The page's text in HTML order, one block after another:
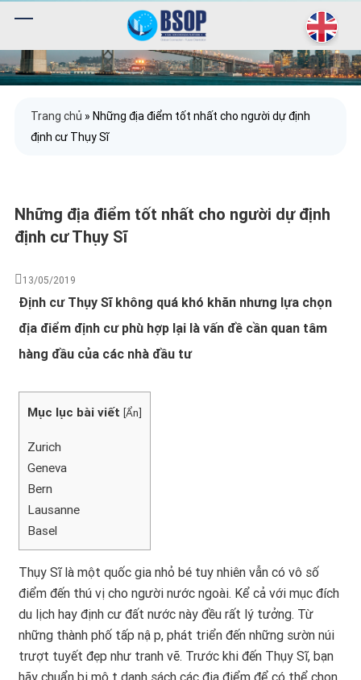
Trang chủ » Những địa điểm tốt nhất cho người dự định
định cư Thụy Sĩ
Những địa điểm tốt nhất cho người dự định
định cư Thụy Sĩ
13/05/2019
Định cư Thụy Sĩ không quá khó khăn nhưng lựa chọn
địa điểm định cư phù hợp lại là vấn đề cần quan tâm
hàng đầu của các nhà đầu tư
Mục lục bài viết [Ẩn]
Zurich
Geneva
Bern
Lausanne
Basel
Thụy Sĩ là một quốc gia nhỏ bé tuy nhiên vẫn có vô số
điểm đến thú vị cho người nước ngoài. Kể cả với mục đích
du lịch hay định cư đất nước này đều rất lý tưởng. Từ
những thành phố tấp nập, phát triển đến những sườn núi
trượt tuyết đẹp như tranh vẽ. Trước khi đến Thụy Sĩ, bạn